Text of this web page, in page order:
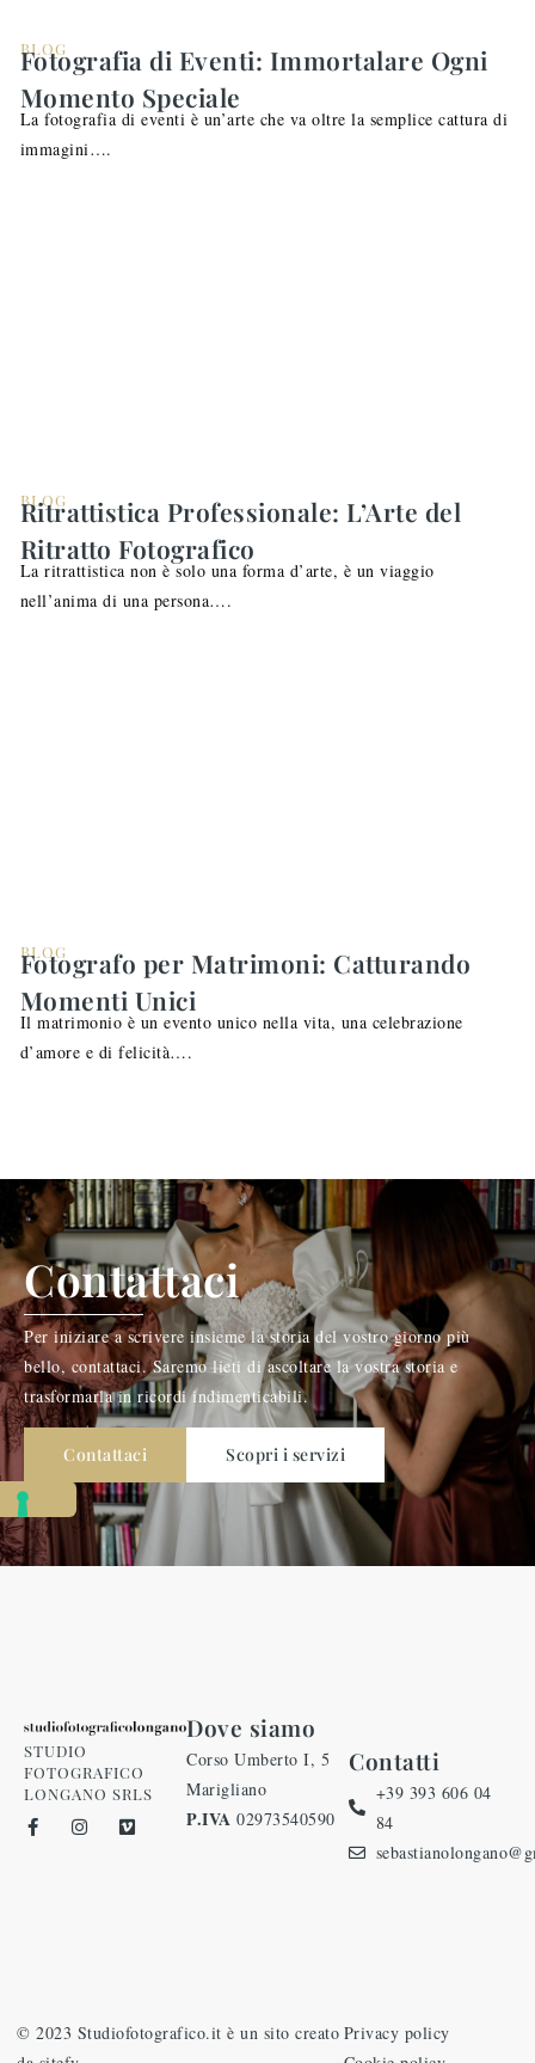
BLOG
Fotografia di Eventi: Immortalare Ogni
Momento Speciale
La fotografia di eventi è un’arte che va oltre la semplice cattura di
immagini….
BLOG
Ritrattistica Professionale: L’Arte del
Ritratto Fotografico
La ritrattistica non è solo una forma d’arte, è un viaggio
nell’anima di una persona….
BLOG
Fotografo per Matrimoni: Catturando
Momenti Unici
Il matrimonio è un evento unico nella vita, una celebrazione
d’amore e di felicità….
Contattaci
Per iniziare a scrivere insieme la storia del vostro giorno più
bello, contattaci. Saremo lieti di ascoltare la vostra storia e
trasformarla in ricordi indimenticabili.
Contattaci Scopri i servizi
STUDIO
FOTOGRAFICO
LONGANO SRLS
Dove siamo
Corso Umberto I, 5
Marigliano
P.IVA 02973540590
Contatti
+39 393 606 04
84
© 2023 Studiofotografico.it è un sito creato Privacy policy